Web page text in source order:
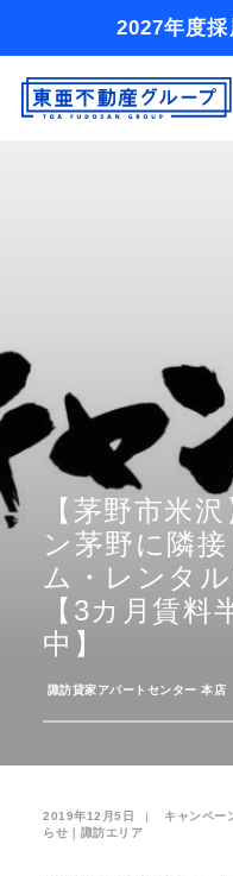
2027年度
解約のお申込み
企業情報
お問い合わせ
お気に入り
【茅野市米
ン茅野に隣
ム・レンタ
【3カ月賃料
中】
諏訪貸家アパートセンター 本店
2019年12月5日 | キャンペー
らせ｜諏訪エリア